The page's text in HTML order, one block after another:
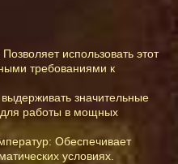
использовать этот
требованиями к
значительные
для работы в мощных
Обеспечивает
условиях.